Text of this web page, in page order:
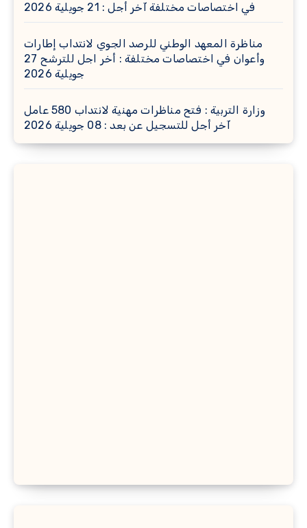
في اختصاصات مختلفة آخر أجل : 21 جويلية 2026
مناظرة المعهد الوطني للرصد الجوي لانتداب إطارات
وأعوان في اختصاصات مختلفة : أخر اجل للترشح 27
جويلية 2026
وزارة التربية : فتح مناظرات مهنية لانتداب 580 عامل
آخر أجل للتسجيل عن بعد : 08 جويلية 2026